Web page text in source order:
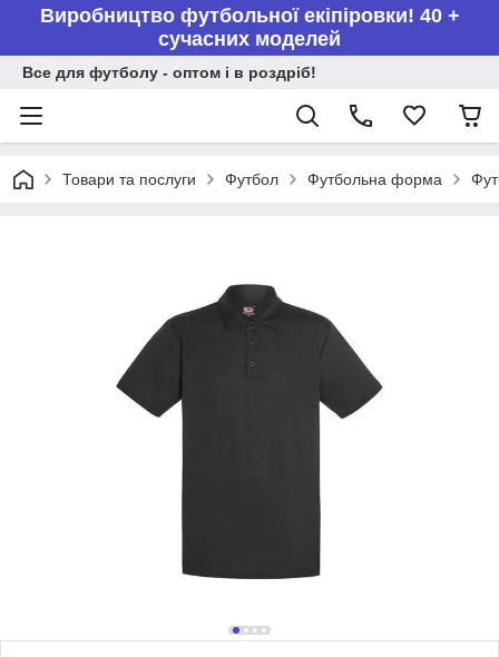
Виробництво футбольної екіпіровки! 40 +
сучасних моделей
Все для футболу - оптом і в роздріб!
Товари та послуги Футбол Футбольна форма